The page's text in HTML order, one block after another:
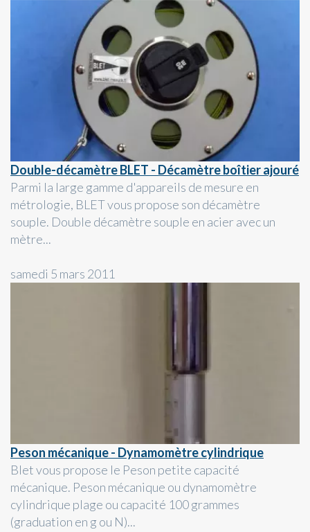
Double-décamètre BLET - Décamètre boîtier ajouré
Parmi la large gamme d'appareils de mesure en
métrologie, BLET vous propose son décamètre
souple. Double décamètre souple en acier avec un
mètre...
samedi 5 mars 2011
Peson mécanique - Dynamomètre cylindrique
Blet vous propose le Peson petite capacité
mécanique. Peson mécanique ou dynamomètre
cylindrique plage ou capacité 100 grammes
(graduation en g ou N)...